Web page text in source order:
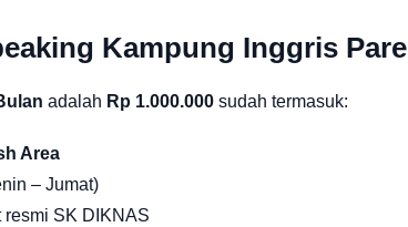
Kampung Inggris Pare
adalah Rp 1.000.000sudah termasuk:
Area
– Jumat)
resmi SK DIKNAS